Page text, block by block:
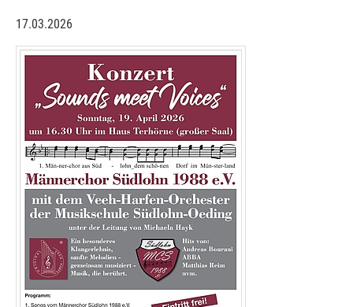
17.03.2026